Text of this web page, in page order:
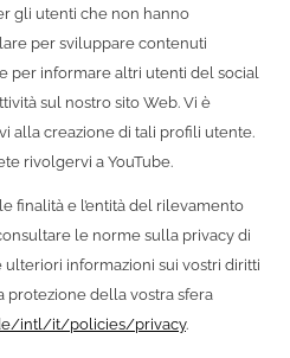
gli utenti che non hanno
per sviluppare contenuti
per informare altri utenti del social
sul nostro sito Web. Vi è
alla creazione di tali profili utente.
rivolgervi a YouTube.
finalità e l’entità del rilevamento
le norme sulla privacy di
informazioni sui vostri diritti
protezione della vostra sfera
intl/it/policies/privacy.